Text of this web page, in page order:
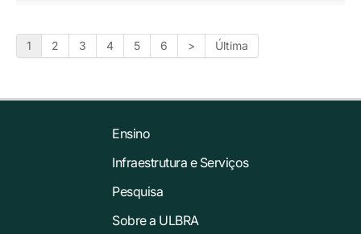
1 2 3 4 5 6 > Última
Ensino
Infraestrutura e Serviços
Pesquisa
Sobre a ULBRA